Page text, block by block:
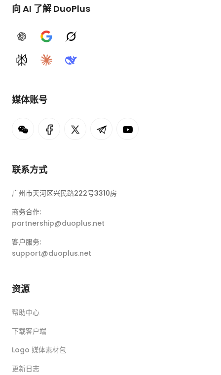
向 AI 了解 DuoPlus
ChatGPTGoogle AIGrok
PerplexityClaudeDeepSeek
媒体账号
联系方式
广州市天河区兴民路222号3310房
商务合作:
partnership@duoplus.net
客户服务:
support@duoplus.net
资源
帮助中心
下载客户端
Logo 媒体素材包
更新日志